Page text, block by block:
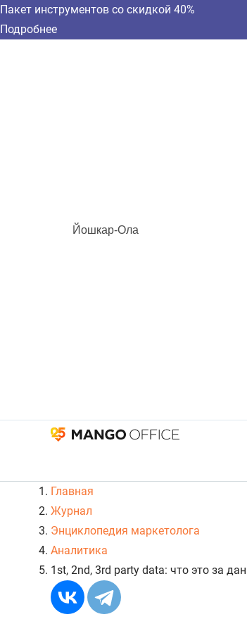
Пакет инструментов со скидкой 40%
Подробнее
Йошкар-Ола
Главная
Журнал
Энциклопедия маркетолога
Аналитика
1st, 2nd, 3rd party data: что это за